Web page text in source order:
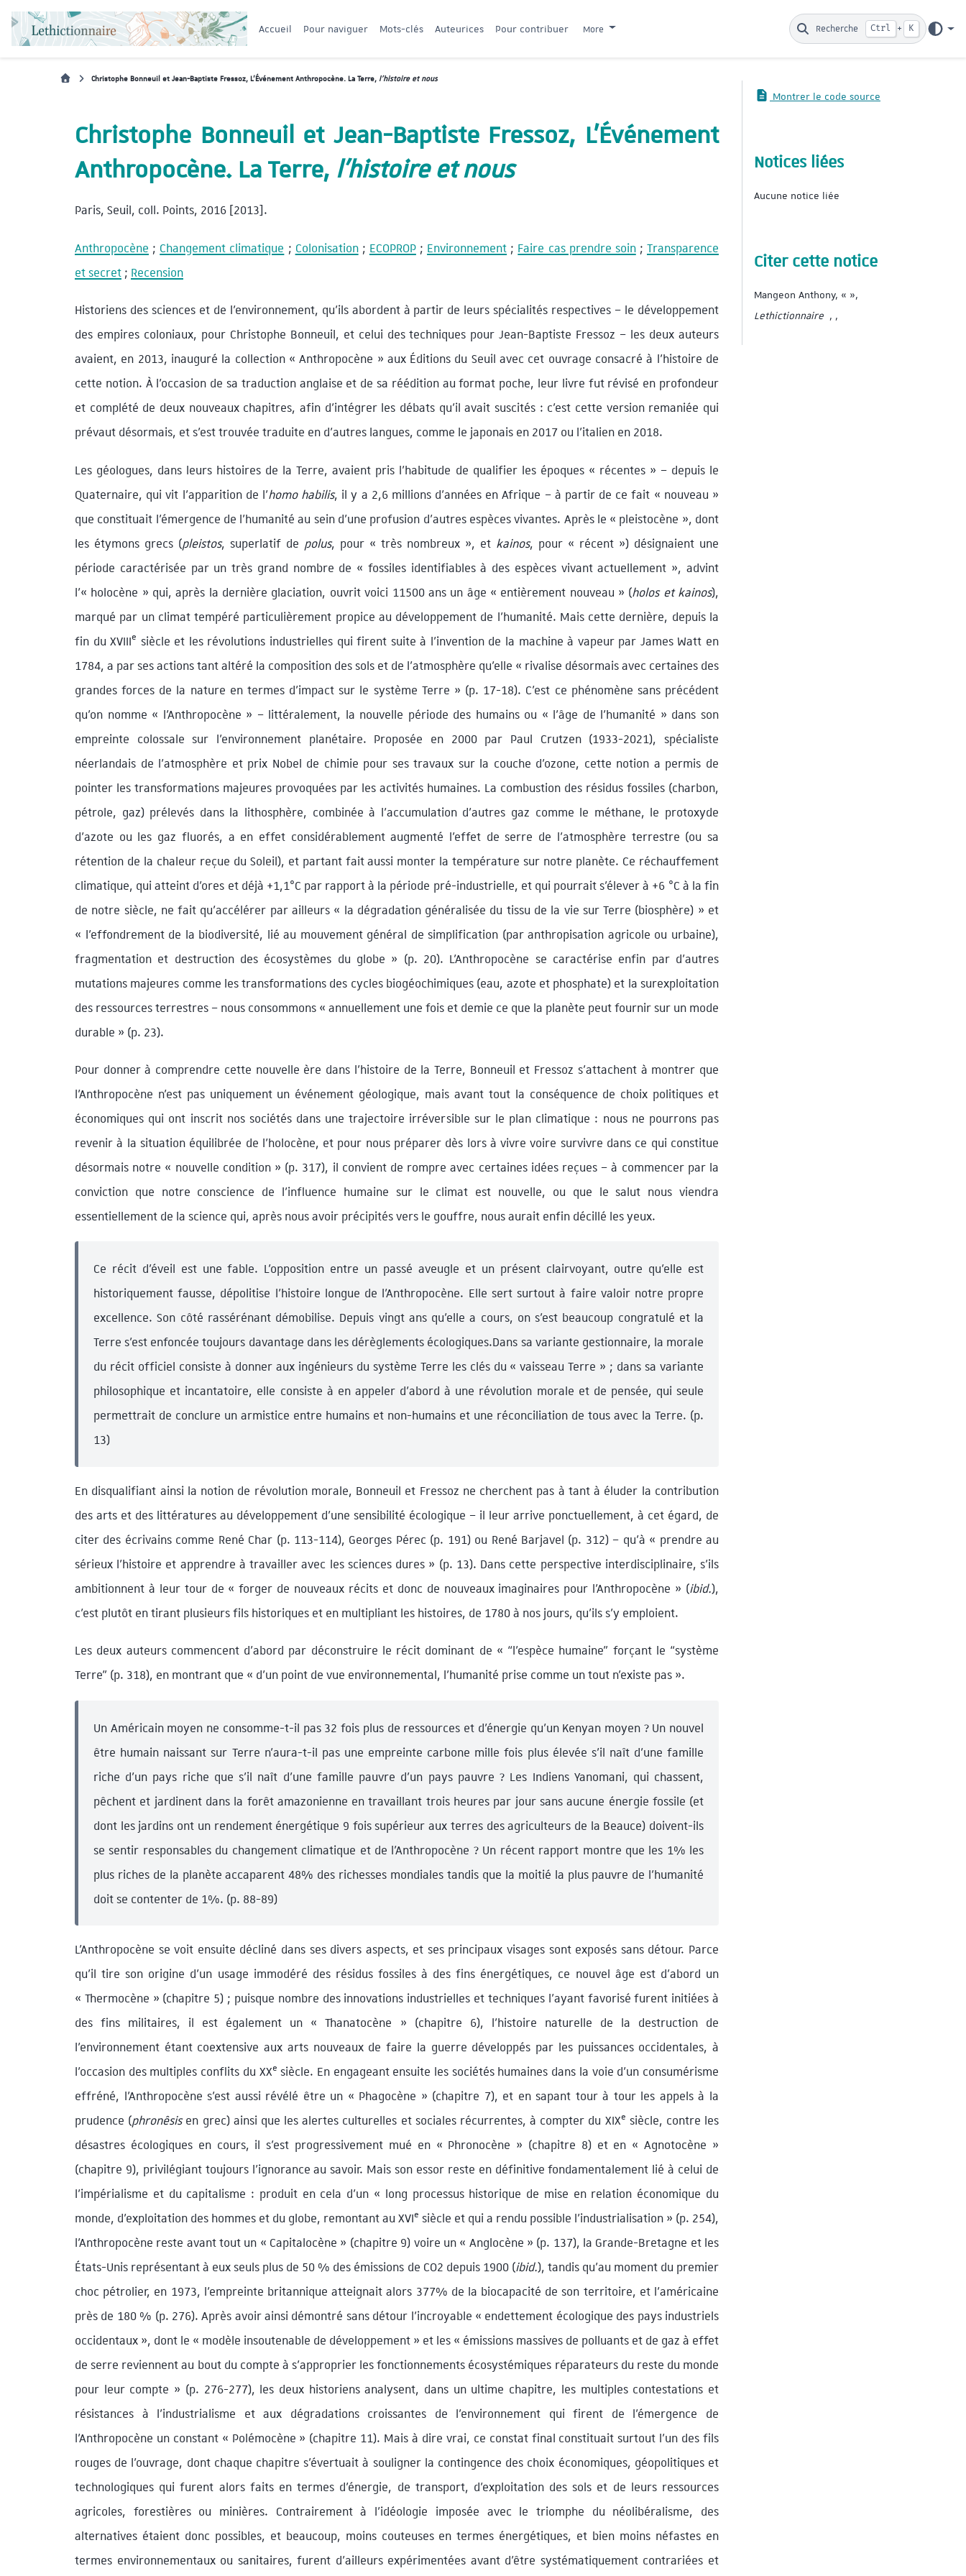
Accueil Pour naviguer Mots-clés Auteurices Pour contribuer More Recherche Ctrl + K
Christophe Bonneuil et Jean-Baptiste Fressoz, L’Événement Anthropocène. La Terre, l’histoire et nous
Christophe Bonneuil et Jean-Baptiste Fressoz, L’Événement
Anthropocène. La Terre, l’histoire et nous
Paris, Seuil, coll. Points, 2016 [2013].
Anthropocène ; Changement climatique ; Colonisation; ECOPROP; Environnement ; Faire cas prendre soin; Transparence
et secret ; Recension
Historiens des sciences et de l’environnement, qu’ils abordent à partir de leurs spécialités respectives – le développement
des empires coloniaux, pour Christophe Bonneuil, et celui des techniques pour Jean-Baptiste Fressoz – les deux auteurs
avaient, en 2013, inauguré la collection « Anthropocène » aux Éditions du Seuil avec cet ouvrage consacré à l’histoire de
cette notion. À l’occasion de sa traduction anglaise et de sa réédition au format poche, leur livre fut révisé en profondeur
et complété de deux nouveaux chapitres, afin d’intégrer les débats qu’il avait suscités : c’est cette version remaniée qui
prévaut désormais, et s’est trouvée traduite en d’autres langues, comme le japonais en 2017 ou l’italien en 2018.
Les géologues, dans leurs histoires de la Terre, avaient pris l’habitude de qualifier les époques « récentes » – depuis le
Quaternaire, qui vit l’apparition de l’homo habilis, il y a 2,6 millions d’années en Afrique – à partir de ce fait « nouveau »
que constituait l’émergence de l’humanité au sein d’une profusion d’autres espèces vivantes. Après le « pleistocène », dont
les étymons grecs (pleistos, superlatif de polus, pour « très nombreux », et kainos, pour « récent ») désignaient une
période caractérisée par un très grand nombre de « fossiles identifiables à des espèces vivant actuellement », advint
l’« holocène » qui, après la dernière glaciation, ouvrit voici 11500 ans un âge « entièrement nouveau » (holos et kainos),
marqué par un climat tempéré particulièrement propice au développement de l’humanité. Mais cette dernière, depuis la
fin du XVIIIe siècle et les révolutions industrielles qui firent suite à l’invention de la machine à vapeur par James Watt en
1784, a par ses actions tant altéré la composition des sols et de l’atmosphère qu’elle « rivalise désormais avec certaines des
grandes forces de la nature en termes d’impact sur le système Terre » (p. 17-18). C’est ce phénomène sans précédent
qu’on nomme « l’Anthropocène » – littéralement, la nouvelle période des humains ou « l’âge de l’humanité » dans son
empreinte colossale sur l’environnement planétaire. Proposée en 2000 par Paul Crutzen (1933-2021), spécialiste
néerlandais de l’atmosphère et prix Nobel de chimie pour ses travaux sur la couche d’ozone, cette notion a permis de
pointer les transformations majeures provoquées par les activités humaines. La combustion des résidus fossiles (charbon,
pétrole, gaz) prélevés dans la lithosphère, combinée à l’accumulation d’autres gaz comme le méthane, le protoxyde
d’azote ou les gaz fluorés, a en effet considérablement augmenté l’effet de serre de l’atmosphère terrestre (ou sa
rétention de la chaleur reçue du Soleil), et partant fait aussi monter la température sur notre planète. Ce réchauffement
climatique, qui atteint d’ores et déjà +1,1°C par rapport à la période pré-industrielle, et qui pourrait s’élever à +6 °C à la fin
de notre siècle, ne fait qu’accélérer par ailleurs « la dégradation généralisée du tissu de la vie sur Terre (biosphère) » et
« l’effondrement de la biodiversité, lié au mouvement général de simplification (par anthropisation agricole ou urbaine),
fragmentation et destruction des écosystèmes du globe » (p. 20). L’Anthropocène se caractérise enfin par d’autres
mutations majeures comme les transformations des cycles biogéochimiques (eau, azote et phosphate) et la surexploitation
des ressources terrestres – nous consommons « annuellement une fois et demie ce que la planète peut fournir sur un mode
durable » (p. 23).
Pour donner à comprendre cette nouvelle ère dans l’histoire de la Terre, Bonneuil et Fressoz s’attachent à montrer que
l’Anthropocène n’est pas uniquement un événement géologique, mais avant tout la conséquence de choix politiques et
économiques qui ont inscrit nos sociétés dans une trajectoire irréversible sur le plan climatique : nous ne pourrons pas
revenir à la situation équilibrée de l’holocène, et pour nous préparer dès lors à vivre voire survivre dans ce qui constitue
désormais notre « nouvelle condition » (p. 317), il convient de rompre avec certaines idées reçues – à commencer par la
conviction que notre conscience de l’influence humaine sur le climat est nouvelle, ou que le salut nous viendra
essentiellement de la science qui, après nous avoir précipités vers le gouffre, nous aurait enfin décillé les yeux.
Ce récit d’éveil est une fable. L’opposition entre un passé aveugle et un présent clairvoyant, outre qu’elle est
historiquement fausse, dépolitise l’histoire longue de l’Anthropocène. Elle sert surtout à faire valoir notre propre
excellence. Son côté rassérénant démobilise. Depuis vingt ans qu’elle a cours, on s’est beaucoup congratulé et la
Terre s’est enfoncée toujours davantage dans les dérèglements écologiques.Dans sa variante gestionnaire, la morale
du récit officiel consiste à donner aux ingénieurs du système Terre les clés du « vaisseau Terre » ; dans sa variante
philosophique et incantatoire, elle consiste à en appeler d’abord à une révolution morale et de pensée, qui seule
permettrait de conclure un armistice entre humains et non-humains et une réconciliation de tous avec la Terre. (p.
13)
En disqualifiant ainsi la notion de révolution morale, Bonneuil et Fressoz ne cherchent pas à tant à éluder la contribution
des arts et des littératures au développement d’une sensibilité écologique – il leur arrive ponctuellement, à cet égard, de
citer des écrivains comme René Char (p. 113-114), Georges Pérec (p. 191) ou René Barjavel (p. 312) – qu’à « prendre au
sérieux l’histoire et apprendre à travailler avec les sciences dures » (p. 13). Dans cette perspective interdisciplinaire, s’ils
ambitionnent à leur tour de « forger de nouveaux récits et donc de nouveaux imaginaires pour l’Anthropocène » (ibid.),
c’est plutôt en tirant plusieurs fils historiques et en multipliant les histoires, de 1780 à nos jours, qu’ils s’y emploient.
Les deux auteurs commencent d’abord par déconstruire le récit dominant de « “l’espèce humaine” forçant le “système
Terre” (p. 318), en montrant que « d’un point de vue environnemental, l’humanité prise comme un tout n’existe pas ».
Un Américain moyen ne consomme-t-il pas 32 fois plus de ressources et d’énergie qu’un Kenyan moyen ? Un nouvel
être humain naissant sur Terre n’aura-t-il pas une empreinte carbone mille fois plus élevée s’il naît d’une famille
riche d’un pays riche que s’il naît d’une famille pauvre d’un pays pauvre ? Les Indiens Yanomani, qui chassent,
pêchent et jardinent dans la forêt amazonienne en travaillant trois heures par jour sans aucune énergie fossile (et
dont les jardins ont un rendement énergétique 9 fois supérieur aux terres des agriculteurs de la Beauce) doivent-ils
se sentir responsables du changement climatique et de l’Anthropocène ? Un récent rapport montre que les 1% les
plus riches de la planète accaparent 48% des richesses mondiales tandis que la moitié la plus pauvre de l’humanité
doit se contenter de 1%. (p. 88-89)
L’Anthropocène se voit ensuite décliné dans ses divers aspects, et ses principaux visages sont exposés sans détour. Parce
qu’il tire son origine d’un usage immodéré des résidus fossiles à des fins énergétiques, ce nouvel âge est d’abord un
« Thermocène » (chapitre 5) ; puisque nombre des innovations industrielles et techniques l’ayant favorisé furent initiées à
des fins militaires, il est également un « Thanatocène » (chapitre 6), l’histoire naturelle de la destruction de
l’environnement étant coextensive aux arts nouveaux de faire la guerre développés par les puissances occidentales, à
l’occasion des multiples conflits du XXe siècle. En engageant ensuite les sociétés humaines dans la voie d’un consumérisme
effréné, l’Anthropocène s’est aussi révélé être un « Phagocène » (chapitre 7), et en sapant tour à tour les appels à la
prudence (phronêsisen grec) ainsi que les alertes culturelles et sociales récurrentes, à compter du XIXe siècle, contre les
désastres écologiques en cours, il s’est progressivement mué en « Phronocène » (chapitre 8) et en « Agnotocène »
(chapitre 9), privilégiant toujours l’ignorance au savoir. Mais son essor reste en définitive fondamentalement lié à celui de
l’impérialisme et du capitalisme : produit en cela d’un « long processus historique de mise en relation économique du
monde, d’exploitation des hommes et du globe, remontant au XVIe siècle et qui a rendu possible l’industrialisation » (p. 254),
l’Anthropocène reste avant tout un « Capitalocène » (chapitre 9) voire un « Anglocène » (p. 137), la Grande-Bretagne et les
États-Unis représentant à eux seuls plus de 50 % des émissions de CO2 depuis 1900 (ibid.), tandis qu’au moment du premier
choc pétrolier, en 1973, l’empreinte britannique atteignait alors 377% de la biocapacité de son territoire, et l’américaine
près de 180 % (p. 276). Après avoir ainsi démontré sans détour l’incroyable « endettement écologique des pays industriels
occidentaux », dont le « modèle insoutenable de développement » et les « émissions massives de polluants et de gaz à effet
de serre reviennent au bout du compte à s’approprier les fonctionnements écosystémiques réparateurs du reste du monde
pour leur compte » (p. 276-277), les deux historiens analysent, dans un ultime chapitre, les multiples contestations et
résistances à l’industrialisme et aux dégradations croissantes de l’environnement qui firent de l’émergence de
l’Anthropocène un constant « Polémocène » (chapitre 11). Mais à dire vrai, ce constat final constituait surtout l’un des fils
rouges de l’ouvrage, dont chaque chapitre s’évertuait à souligner la contingence des choix économiques, géopolitiques et
technologiques qui furent alors faits en termes d’énergie, de transport, d’exploitation des sols et de leurs ressources
agricoles, forestières ou minières. Contrairement à l’idéologie imposée avec le triomphe du néolibéralisme, des
alternatives étaient donc possibles, et beaucoup, moins couteuses en termes énergétiques, et bien moins néfastes en
termes environnementaux ou sanitaires, furent d’ailleurs expérimentées avant d’être systématiquement contrariées et
Montrer le code source
Notices liées
Aucune notice liée
Citer cette notice
Mangeon Anthony, « »,
Lethictionnaire , ,